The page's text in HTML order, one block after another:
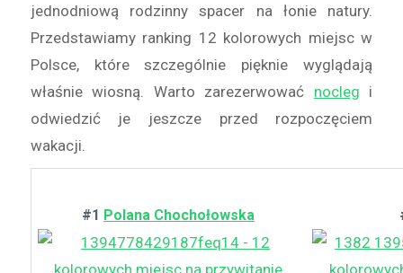
jednodniową rodzinny spacer na łonie natury.
Przedstawiamy ranking 12 kolorowych miejsc w
Polsce, które szczególnie pięknie wyglądają
właśnie wiosną. Warto zarezerwować nocleg i
odwiedzić je jeszcze przed rozpoczęciem
wakacji.
#1 Polana Chochołowska